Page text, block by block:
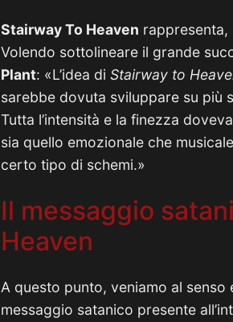
Stairway To Heaven rappresenta,
Volendo sottolineare il grande
Plant: «L’idea di Stairway to
sarebbe dovuta sviluppare su più
Tutta l’intensità e la finezza
sia quello emozionale che
certo tipo di schemi.»
Il messaggio
Heaven
A questo punto, veniamo al
messaggio satanico presente